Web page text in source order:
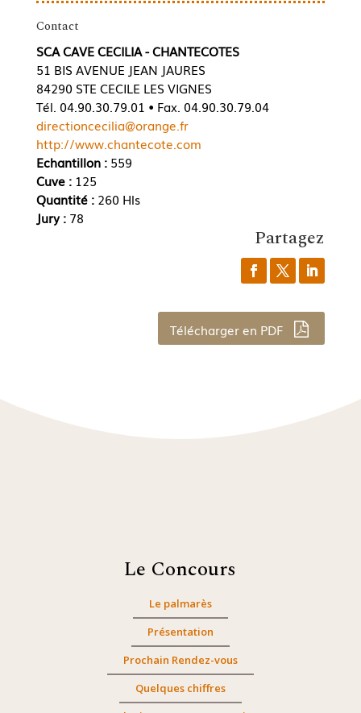
Contact
SCA CAVE CECILIA - CHANTECOTES
51 BIS AVENUE JEAN JAURES
84290 STE CECILE LES VIGNES
Tél. 04.90.30.79.01 • Fax. 04.90.30.79.04
directioncecilia@orange.fr
http://www.chantecote.com
Echantillon :559
Cuve : 125
Quantité : 260 Hls
Jury : 78
Partagez
Télécharger en PDF
Le Concours
Le palmarès
Présentation
Prochain Rendez-vous
Quelques chiffres